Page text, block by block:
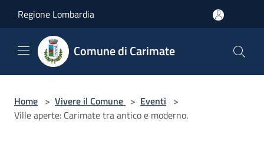
Regione Lombardia
Comune di Carimate
Home > Vivere il Comune > Eventi >
Ville aperte: Carimate tra antico e moderno.